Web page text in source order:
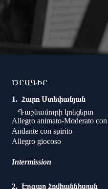
ԾՐԱԳԻՐ
Հարո Ստեփանյան
Դաշնամուրի կոնցերտ
Allegro animato-Moderato
Andante con spirito
Allegro giocoso
Intermission
Էդգար Հովհաննիսյան